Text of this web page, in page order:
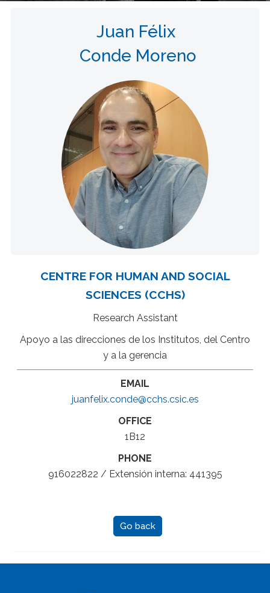
Juan Félix
Conde Moreno
CENTRE FOR HUMAN AND SOCIAL
SCIENCES (CCHS)
Research Assistant
Apoyo a las direcciones de los Institutos, del Centro
y a la gerencia
EMAIL
juanfelix.conde@cchs.csic.es
OFFICE
1B12
PHONE
916022822 / Extensión interna: 441395
Go back